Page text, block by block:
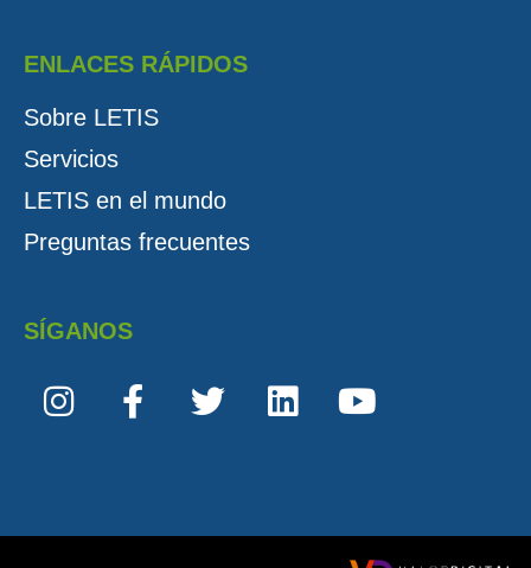
ENLACES RÁPIDOS
Sobre LETIS
Servicios
LETIS en el mundo
Preguntas frecuentes
SÍGANOS